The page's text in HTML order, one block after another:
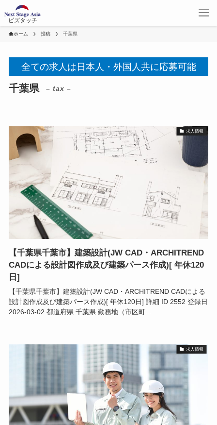
ビズタッチ
ホーム 投稿 千葉県
全ての求人は日本人・外国人共に応募可能
千葉県 – tax –
求人情報
【千葉県千葉市】建築設計(JW CAD・ARCHITREND
CADによる設計図作成及び建築パース作成)[ 年休120
日]
【千葉県千葉市】建築設計(JW CAD・ARCHITREND CADによる
設計図作成及び建築パース作成)[ 年休120日] 詳細 ID 2552 登録日
2026-03-02 都道府県 千葉県 勤務地（市区町...
求人情報